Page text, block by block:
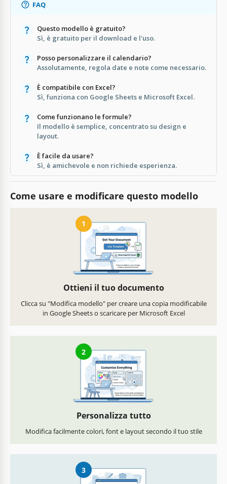
FAQ
Questo modello è gratuito?
Sì, è gratuito per il download e l'uso.
Posso personalizzare il calendario?
Assolutamente, regola date e note come necessario.
È compatibile con Excel?
Sì, funziona con Google Sheets e Microsoft Excel.
Come funzionano le formule?
Il modello è semplice, concentrato su design e
layout.
È facile da usare?
Sì, è amichevole e non richiede esperienza.
Come usare e modificare questo modello
1
Ottieni il tuo documento
Clicca su "Modifica modello" per creare una copia modificabile
in Google Sheets o scaricare per Microsoft Excel
2
Personalizza tutto
Modifica facilmente colori, font e layout secondo il tuo stile
3